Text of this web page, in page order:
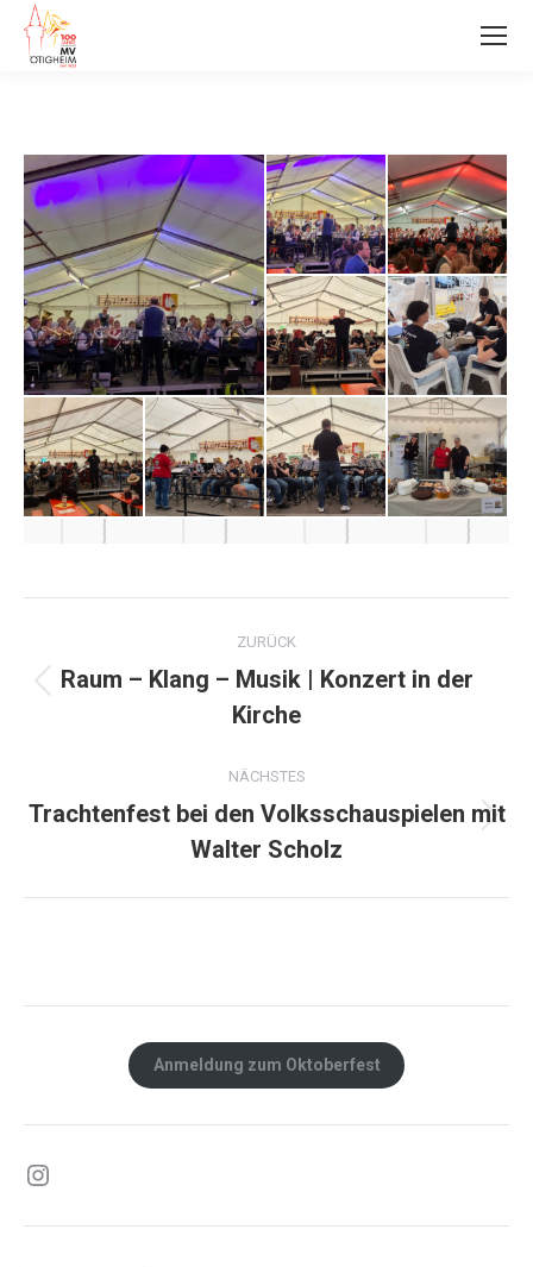
Navigation
ZURÜCK
Vorheriges
Album:
Raum – Klang – Musik | Konzert in der
Kirche
NÄCHSTES
Nächstes
Album:
Trachtenfest bei den Volksschauspielen mit
Walter Scholz
Anmeldung zum Oktoberfest
Instagram